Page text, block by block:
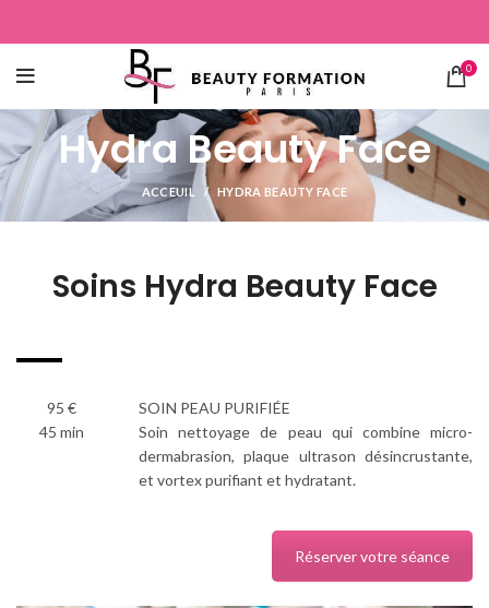
0
Hydra Beauty Face
ACCEUIL HYDRA BEAUTY FACE
Soins Hydra Beauty Face
95 €
45 min
SOIN PEAU PURIFIÉE
Soin nettoyage de peau qui combine micro-
dermabrasion, plaque ultrason désincrustante,
et vortex purifiant et hydratant.
Réserver votre séance